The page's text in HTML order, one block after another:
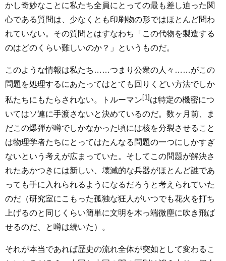
かし奇妙なことに私たち全員にとっての最も差し迫った関
心である質問は、少なくとも印刷物の形ではほとんど問わ
れていない。その質問とはすなわち「この代物を製造する
のはどのくらい難しいのか？」というものだ。
このような情報は私たち……つまり公衆の人々……がこの
問題を処理するにあたってはとても回りくどい方法でしか
私たちにもたらされない。トルーマン[1]は特定の機密につ
いてはソ連に手渡さないと決めているのだ。数ヶ月前、ま
だこの爆弾が噂でしかなかった頃には核を分裂させること
は物理学者たちにとってはたんなる問題の一つにしかすぎ
ないという考えが広まっていた。そしてこの問題が解決さ
れたあかつきには新しい、壊滅的な兵器がほとんど誰であ
っても手に入れられるようになるだろうと考えられていた
のだ（研究室にこもった孤独な狂人がいつでも花火を打ち
上げるのと同じくらい簡単に文明を木っ端微塵に吹き飛ば
せるのだ、と噂は続いた）。
それが本当であれば歴史の流れ全体が突如として変わるこ